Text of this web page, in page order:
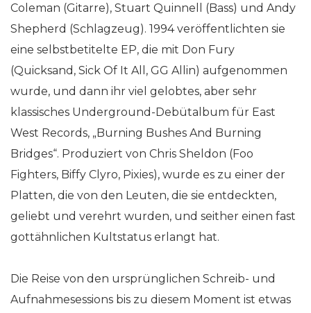
Coleman (Gitarre), Stuart Quinnell (Bass) und Andy
Shepherd (Schlagzeug). 1994 veröffentlichten sie
eine selbstbetitelte EP, die mit Don Fury
(Quicksand, Sick Of It All, GG Allin) aufgenommen
wurde, und dann ihr viel gelobtes, aber sehr
klassisches Underground-Debütalbum für East
West Records, „Burning Bushes And Burning
Bridges“. Produziert von Chris Sheldon (Foo
Fighters, Biffy Clyro, Pixies), wurde es zu einer der
Platten, die von den Leuten, die sie entdeckten,
geliebt und verehrt wurden, und seither einen fast
gottähnlichen Kultstatus erlangt hat.
Die Reise von den ursprünglichen Schreib- und
Aufnahmesessions bis zu diesem Moment ist etwas